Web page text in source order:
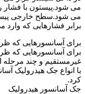
می شود.پیستون با
می شود.سطح خارجی
برابر فشارهایی که
غیرمستقیم و چند مرحله
با انواع جک هیدرولیک
کرد.
جک آسانسور هیدرولیک